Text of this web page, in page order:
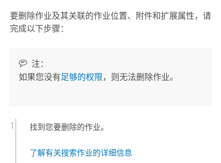
要删除作业及其关联的作业位置、附件和扩展属性，请
完成以下步骤：
注：
如果您没有足够的权限 ，则无法删除作业。
找到您要删除的作业。
了解有关搜索作业的详细信息